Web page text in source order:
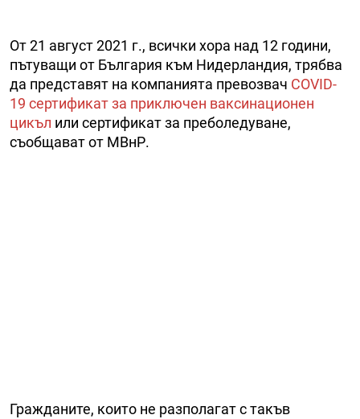
От 21 август 2021 г., всички хора над 12 години,
пътуващи от България към Нидерландия, трябва
да представят на компанията превозвач COVID-
19 сертификат за приключен ваксинационен
цикъл или сертификат за преболедуване,
съобщават от МВнР.
Гражданите, които не разполагат с такъв